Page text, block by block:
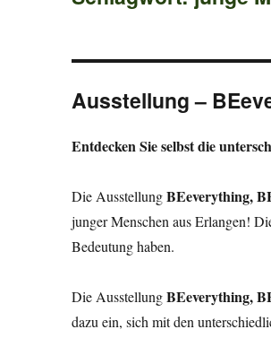
Ausstellung –
Entdecken Sie selbst die
Die AusstellungBEeverything,
junger Menschen aus Erlangen!
Bedeutung haben.
Die AusstellungBEeverything,
dazu ein, sich mit den